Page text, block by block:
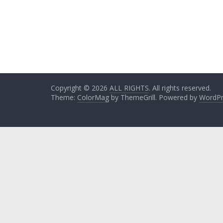
Copyright © 2026 ALL RIGHTS. All rights reserved.
Theme: ColorMag by ThemeGrill. Powered by